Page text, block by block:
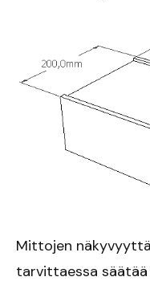
Mittojen
tarvittaessa